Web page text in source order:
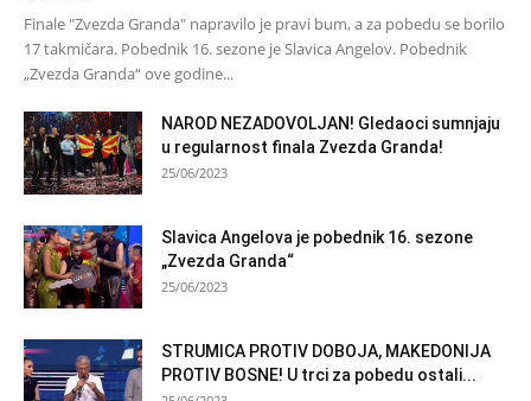
Finale "Zvezda Granda" napravilo je pravi bum, a za pobedu se borilo
17 takmičara. Pobednik 16. sezone je Slavica Angelov. Pobednik
„Zvezda Granda“ ove godine...
NAROD NEZADOVOLJAN! Gledaoci sumnjaju
u regularnost finala Zvezda Granda!
25/06/2023
Slavica Angelova je pobednik 16. sezone
„Zvezda Granda“
25/06/2023
STRUMICA PROTIV DOBOJA, MAKEDONIJA
PROTIV BOSNE! U trci za pobedu ostali...